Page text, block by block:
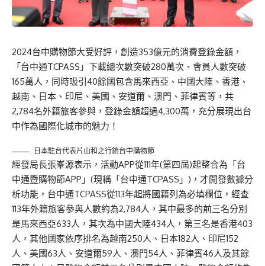
2024台中購物節大受好評，創造353億元的消費登錄金額，
「台中通TCPASS」下載總次數突破280萬次、會員人數突破
165萬人，同時吸引40餘國包含馬來西亞、中國大陸、香港、
越南、日本、印尼、美國、安道爾、澳門、菲律賓等，共
2,784名外籍旅客參與，登錄金額超過4,300萬，充分展現出台
中作為國際化城市的魅力！
日本駐台代表片山和之行銷台中購物節
經發局長張峯源表示，活動APP從111年(第四屆)起整合為「台
中通暨購物節APP」(現稱「台中通TCPASS」)，才開發數據分
析功能，台中通TCPASS從113年起將國籍列為必填欄位，經查
113年外籍旅客參與人數約為2,784人，其中最多的前三名分別
是馬來西亞633人，其次為中國大陸434人，第三名是香港403
人，其他國家依序排名為越南250人、日本182人、印尼152
人、美國63人、安道爾59人、澳門54人、菲律賓46人及其餘